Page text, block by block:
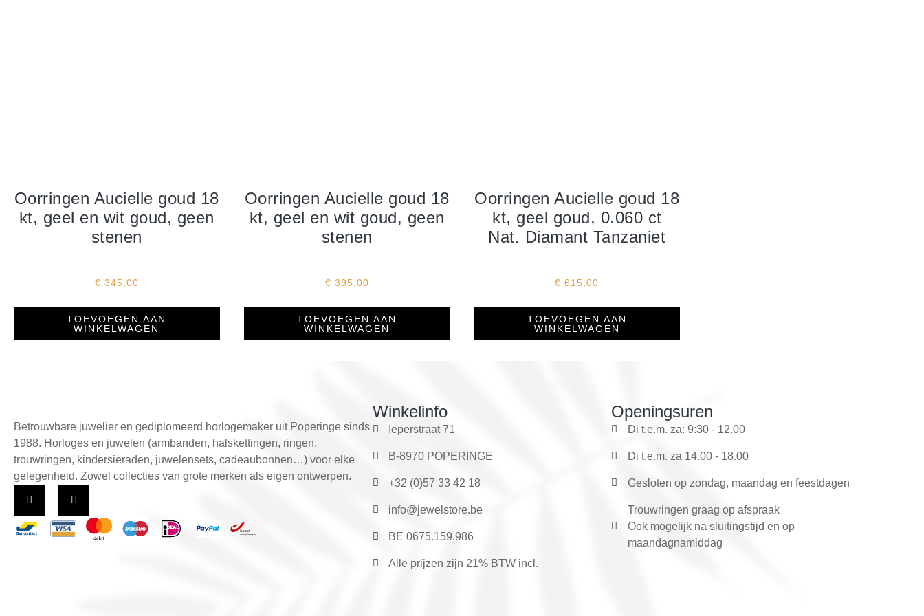
Oorringen Aucielle goud 18
kt, geel en wit goud, geen
stenen
€ 345,00
TOEVOEGEN AAN
WINKELWAGEN
Oorringen Aucielle goud 18
kt, geel en wit goud, geen
stenen
€ 395,00
TOEVOEGEN AAN
WINKELWAGEN
Oorringen Aucielle goud 18
kt, geel goud, 0.060 ct
Nat. Diamant Tanzaniet
€ 615,00
TOEVOEGEN AAN
WINKELWAGEN
Betrouwbare juwelier en gediplomeerd horlogemaker uit Poperinge sinds
1988. Horloges en juwelen (armbanden, halskettingen, ringen,
trouwringen, kindersieraden, juwelensets, cadeaubonnen…) voor elke
gelegenheid. Zowel collecties van grote merken als eigen ontwerpen.
Winkelinfo
Ieperstraat 71
B-8970 POPERINGE
+32 (0)57 33 42 18
info@jewelstore.be
BE 0675.159.986
Alle prijzen zijn 21% BTW incl.
Openingsuren
Di t.e.m. za: 9:30 - 12.00
Di t.e.m. za 14.00 - 18.00
Gesloten op zondag, maandag en feestdagen
Trouwringen graag op afspraak
Ook mogelijk na sluitingstijd en op
maandagnamiddag